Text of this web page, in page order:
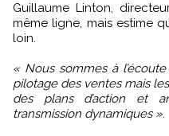
Guillaume Linton, directeur commercial d’Asia est sur la
même ligne, mais estime
loin.
« Nous sommes à
pilotage des ventes mais
des plans d’action et
transmission dynamiques ».